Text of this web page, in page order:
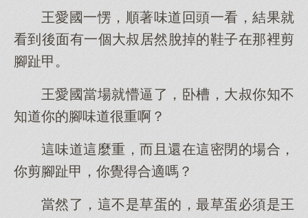
王愛國一愣，順著味道回頭一看，結果就
看到後面有一個大叔居然脫掉的鞋子在那裡剪
腳趾甲。
王愛國當場就懵逼了，卧槽，大叔你知不
知道你的腳味道很重啊？
這味道這麼重，而且還在這密閉的場合，
你剪腳趾甲，你覺得合適嗎？
當然了，這不是草蛋的，最草蛋必須是王